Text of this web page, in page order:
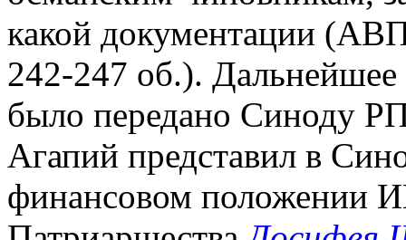
какой документации
242-247 об.).
было передано Синоду
Агапий представил в
финансовом положении